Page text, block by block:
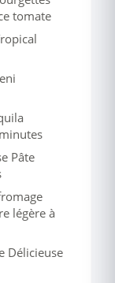
tomate
Pâte
légère à
Délicieuse